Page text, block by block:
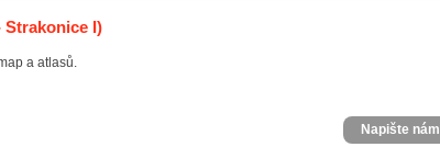
Strakonice I)
a atlasů.
Napište nám